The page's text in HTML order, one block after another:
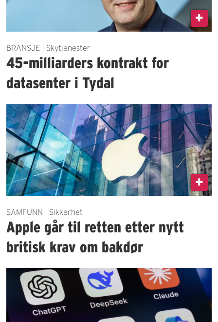
BRANSJE | Skytjenester
45-milliarders kontrakt for
datasenter i Tydal
SAMFUNN | Sikkerhet
Apple går til retten etter nytt
britisk krav om bakdør